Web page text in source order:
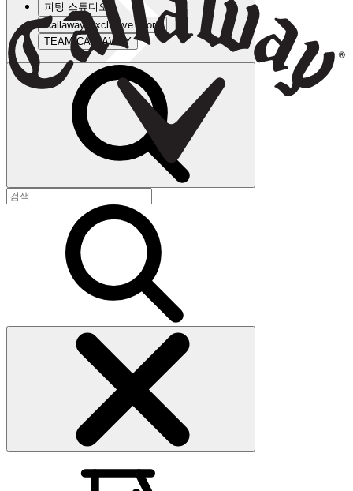
피팅 스튜디오
Callaway Exclusive Store
TEAM CALLAWAY